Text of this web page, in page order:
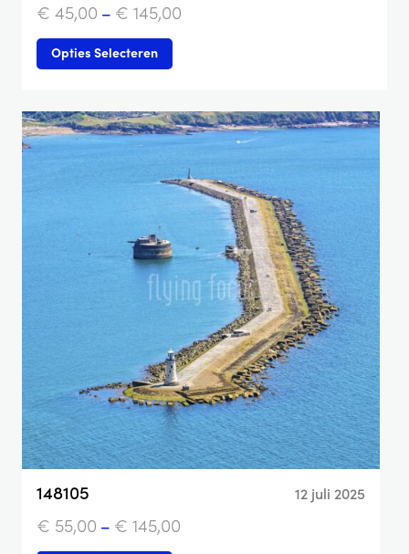
€ 45,00 – € 145,00
Opties Selecteren
148105 12 juli 2025
€ 55,00 – € 145,00